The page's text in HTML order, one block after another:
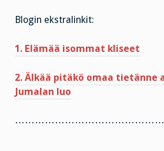
Blogin ekstralinkit:
1. Elämää isommat kliseet
2. Älkää pitäkö omaa tietänne
Jumalan luo